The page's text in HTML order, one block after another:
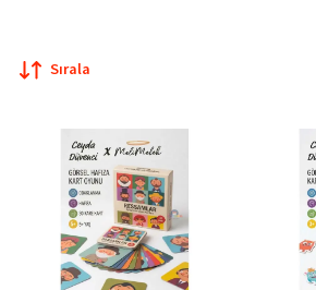
Sırala